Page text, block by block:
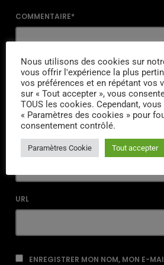
COMMENTAIRE*
NOM*
EMAIL*
URL
ENREGISTRER MON NOM, MON E-
Nous utilisons des cookies sur
vous offrir l'expérience la plus
vos préférences et en répétant vos
sur « Tout accepter », vous
TOUS les cookies. Cependant,
« Paramètres des cookies » pour
consentement contrôlé.
Paramètres Cookie Tout accepter